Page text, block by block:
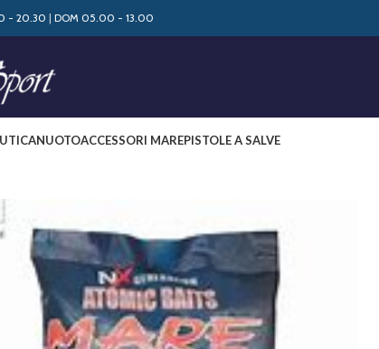
- 20.30 | DOM 05.00 - 13.00
NUOTOACCESSORI MAREPISTOLE A SALVE